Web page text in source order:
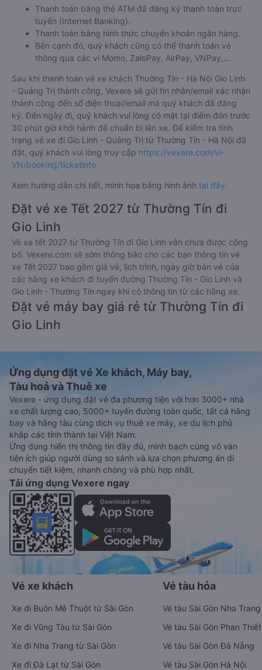
Thanh toán bằng thẻ ATM đã đăng ký thanh toán trực
tuyến (Internet Banking).
Thanh toán bằng hình thức chuyển khoản ngân hàng.
Bên cạnh đó, quý khách cũng có thể thanh toán vé
thông qua các ví Momo, ZaloPay, AirPay, VNPay,…
Sau khi thanh toán vé xe khách Thường Tín - Hà Nội Gio Linh
- Quảng Trị thành công, Vexere sẽ gửi tin nhắn/email xác nhận
thành công đến số điện thoại/email mà quý khách đã đăng
ký. Đến ngày đi, quý khách vui lòng có mặt tại điểm đón trước
30 phút giờ khởi hành để chuẩn bị lên xe. Để kiểm tra tình
trạng vé xe đi Gio Linh - Quảng Trị từ Thường Tín - Hà Nội đã
đặt, quý khách vui lòng truy cập https://vexere.com/vi-
VN/booking/ticketinfo
Xem hướng dẫn chi tiết, minh họa bằng hình ảnh tại đây.
Đặt vé xe Tết 2027 từ Thường Tín đi
Gio Linh
Vé xe tết 2027 từ Thường Tín đi Gio Linh vẫn chưa được công
bố. Vexere.com sẽ sớm thông báo cho các bạn thông tin vé
xe Tết 2027 bao gồm giá vé, lịch trình, ngày giờ bán vé của
các hãng xe khách đi tuyến đường Thường Tín - Gio Linh và
Gio Linh - Thường Tín ngay khi có thông tin từ các hãng xe.
Đặt vé máy bay giá rẻ từ Thường Tín đi
Gio Linh
Ứng dụng đặt vé Xe khách, Máy bay,
Tàu hoả và Thuê xe
Vexere - ứng dụng đặt vé đa phương tiện với hơn 3000+ nhà
xe chất lượng cao, 5000+ tuyến đường toàn quốc, tất cả hãng
bay và hãng tàu cùng dịch vụ thuê xe máy, xe du lịch phủ
khắp các tỉnh thành tại Việt Nam.
Ứng dụng hiển thị thông tin đầy đủ, minh bạch cùng vô vàn
tiện ích giúp người dùng so sánh và lựa chọn phương án di
chuyển tiết kiệm, nhanh chóng và phù hợp nhất.
Tải ứng dụng Vexere ngay
Vé xe khách
Xe đi Buôn Mê Thuột từ Sài Gòn
Xe đi Vũng Tàu từ Sài Gòn
Xe đi Nha Trang từ Sài Gòn
Xe đi Đà Lạt từ Sài Gòn
Vé tàu hỏa
Vé tàu Sài Gòn Nha Trang
Vé tàu Sài Gòn Phan Thiết
Vé tàu Sài Gòn Đà Nẵng
Vé tàu Sài Gòn Hà Nội